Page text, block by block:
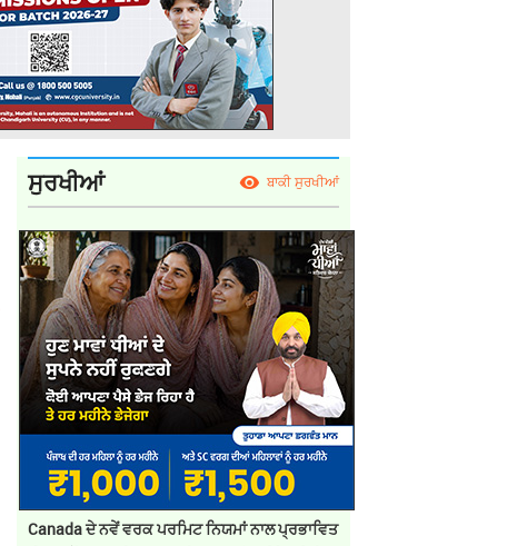
ਸੁਰਖੀਆਂ ਬਾਕੀ ਸੁਰਖੀਆਂ
Canada ਦੇ ਨਵੇਂ ਵਰਕ ਪਰਮਿਟ ਨਿਯਮਾਂ ਨਾਲ ਪ੍ਰਭਾਵਿਤ